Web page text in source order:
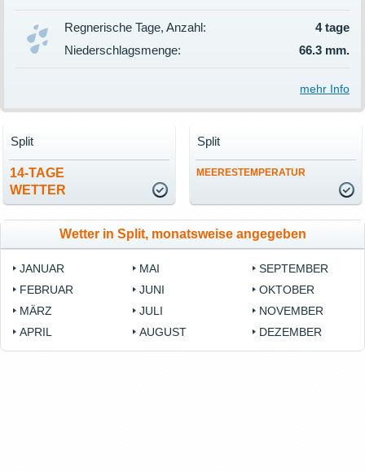
Regnerische Tage, Anzahl:
4 tage
Niederschlagsmenge:
66.3 mm.
mehr Info
14-TAGE
WETTER
Split
MEERESTEMPERATUR
Split
Wetter in Split, monatsweise angegeben
JANUAR
FEBRUAR
MÄRZ
APRIL
MAI
JUNI
JULI
AUGUST
SEPTEMBER
OKTOBER
NOVEMBER
DEZEMBER